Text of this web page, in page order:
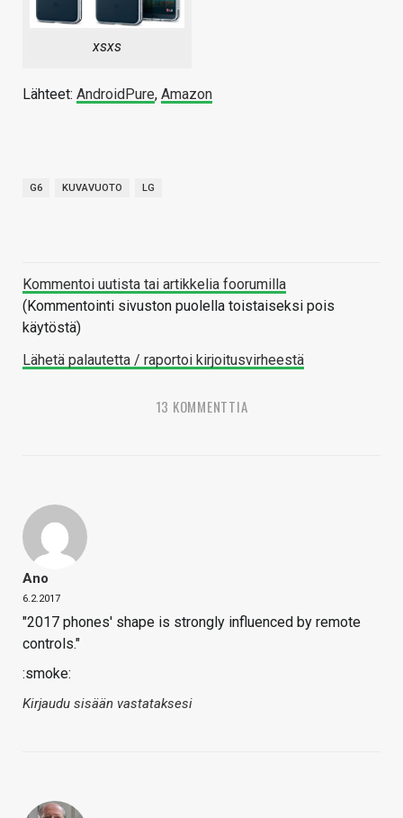
xsxs
Lähteet: AndroidPure, Amazon
G6 KUVAVUOTO LG
Kommentoi uutista tai artikkelia foorumilla
(Kommentointi sivuston puolella toistaiseksi pois
käytöstä)
Lähetä palautetta / raportoi kirjoitusvirheestä
13 KOMMENTTIA
Ano
6.2.2017
"2017 phones' shape is strongly influenced by remote
controls."
:smoke:
Kirjaudu sisään vastataksesi